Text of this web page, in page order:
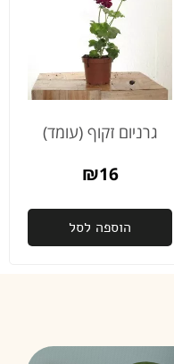
גרניום זקוף (עומד)
₪16
הוספה לסל